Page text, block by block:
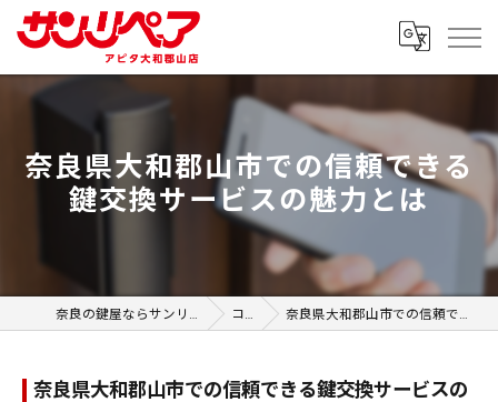
奈良県大和郡山市での信頼できる
鍵交換サービスの魅力とは
奈良の鍵屋ならサンリペア アピタ大和郡山店 コラム 奈良県大和郡山市での信頼できる鍵交換サービスの魅力とは
奈良県大和郡山市での信頼できる鍵交換サービスの